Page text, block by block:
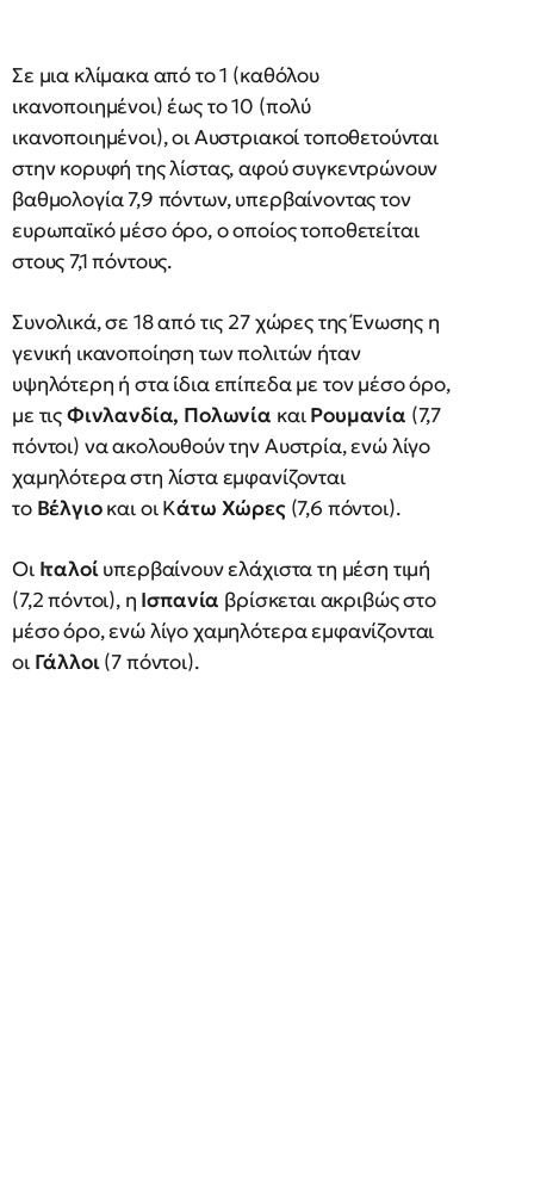
Σε μια κλίμακα από το 1 (καθόλου
ικανοποιημένοι) έως το 10 (πολύ
ικανοποιημένοι), οι Αυστριακοί τοποθετούνται
στην κορυφή της λίστας, αφού συγκεντρώνουν
βαθμολογία 7,9 πόντων, υπερβαίνοντας τον
ευρωπαϊκό μέσο όρο, ο οποίος τοποθετείται
στους 7,1 πόντους.
Συνολικά, σε 18 από τις 27 χώρες της Ένωσης η
γενική ικανοποίηση των πολιτών ήταν
υψηλότερη ή στα ίδια επίπεδα με τον μέσο όρο,
με τιςΦινλανδία, Πολωνία καιΡουμανία (7,7
πόντοι) να ακολουθούν την Αυστρία, ενώ λίγο
χαμηλότερα στη λίστα εμφανίζονται
τοΒέλγιοκαι οι Κάτω Χώρες(7,6 πόντοι).
Οι Ιταλοίυπερβαίνουν ελάχιστα τη μέση τιμή
(7,2 πόντοι), η Ισπανία βρίσκεται ακριβώς στο
μέσο όρο, ενώ λίγο χαμηλότερα εμφανίζονται
οι Γάλλοι(7 πόντοι).